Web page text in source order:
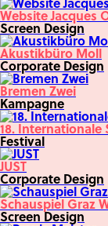
Website Jacques
Screen Design
Akustikbüro Moll
Corporate Design
Bremen Zwei
Kampagne
18. Internationale
Festival
JUST
Corporate Design
Schauspiel Graz
Screen Design